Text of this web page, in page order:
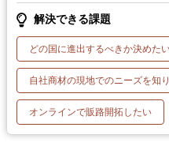
解決できる課題
どの国に進出するべきか決めた
自社商材の現地でのニーズを知
オンラインで販路開拓したい